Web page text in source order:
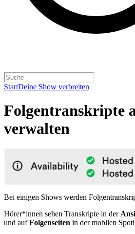
StartDeine Show verbreiten
Folgentranskripte
verwalten
Bei einigen Shows werden
Hörer*innen sehen Transkripte in der
und aufFolgenseiten in der mobilen